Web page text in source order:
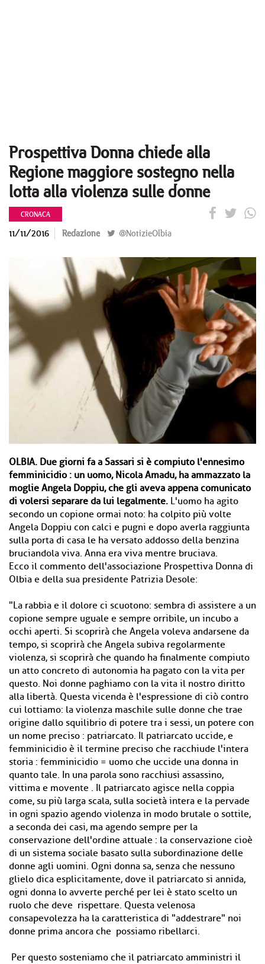
Prospettiva Donna chiede alla
Regione maggiore sostegno nella
lotta alla violenza sulle donne
CRONACA
11/11/2016 Redazione @NotizieOlbia
OLBIA. Due giorni fa a Sassari si è compiuto l'ennesimo
femminicidio : un uomo, Nicola Amadu, ha ammazzato la
moglie Angela Doppiu, che gli aveva appena comunicato
di volersi separare da lui legalmente. L'uomo ha agito
secondo un copione ormai noto: ha colpito più volte
Angela Doppiu con calci e pugni e dopo averla raggiunta
sulla porta di casa le ha versato addosso della benzina
bruciandola viva. Anna era viva mentre bruciava.
Ecco il commento dell'associazione Prospettiva Donna di
Olbia e della sua presidente Patrizia Desole:
"La rabbia e il dolore ci scuotono: sembra di assistere a un
copione sempre uguale e sempre orribile, un incubo a
occhi aperti. Si scoprirà che Angela voleva andarsene da
tempo, si scoprirà che Angela subiva regolarmente
violenza, si scoprirà che quando ha finalmente compiuto
un atto concreto di autonomia ha pagato con la vita per
questo. Noi donne paghiamo con la vita il nostro diritto
alla libertà. Questa vicenda è l'espressione di ciò contro
cui lottiamo: la violenza maschile sulle donne che trae
origine dallo squilibrio di potere tra i sessi, un potere con
un nome preciso : patriarcato. Il patriarcato uccide, e
femminicidio è il termine preciso che racchiude l'intera
storia : femminicidio = uomo che uccide una donna in
quanto tale. In una parola sono racchiusi assassino,
vittima e movente . Il patriarcato agisce nella coppia
come, su più larga scala, sulla società intera e la pervade
in ogni spazio agendo violenza in modo brutale o sottile,
a seconda dei casi, ma agendo sempre per la
conservazione dell'ordine attuale : la conservazione cioè
di un sistema sociale basato sulla subordinazione delle
donne agli uomini. Ogni donna sa, senza che nessuno
glielo dica esplicitamente, dove il patriarcato si annida,
ogni donna lo avverte perché per lei è stato scelto un
ruolo che deve rispettare. Questa velenosa
consapevolezza ha la caratteristica di "addestrare" noi
donne prima ancora che possiamo ribellarci.
Per questo sosteniamo che il patriarcato amministri il